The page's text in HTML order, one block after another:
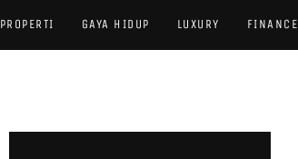
PROPERTI GAYA HIDUP LUXURY FINANCE